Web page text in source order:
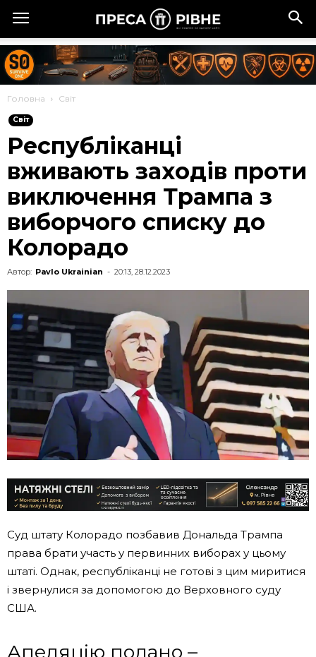
Головна Cвіт
Cвіт
Республіканці
вживають заходів проти
виключення Трампа з
виборчого списку до
Колорадо
Автор: Pavlo Ukrainian - 20:13, 28.12.2023
Суд штату Колорадо позбавив Дональда Трампа
права брати участь у первинних виборах у цьому
штаті. Однак, республіканці не готові з цим миритися
і звернулися за допомогою до Верховного суду
США.
Апеляцію подано –